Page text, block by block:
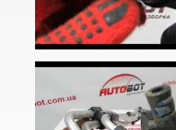
Golf VI Plus (521)
Golf VII (5G1)
Golf VII Variant (BA5)
Golf VII Sportsvan